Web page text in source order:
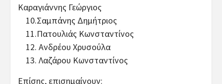
Καραγιάννης Γεώργιος
10.Σαμπάνης Δημήτριος
11.Πατουλιάς Κωνσταντίνος
12. Ανδρέου Χρυσούλα
13. Λαζάρου Κωνσταντίνος
Επίσης, επισημαίνουν: